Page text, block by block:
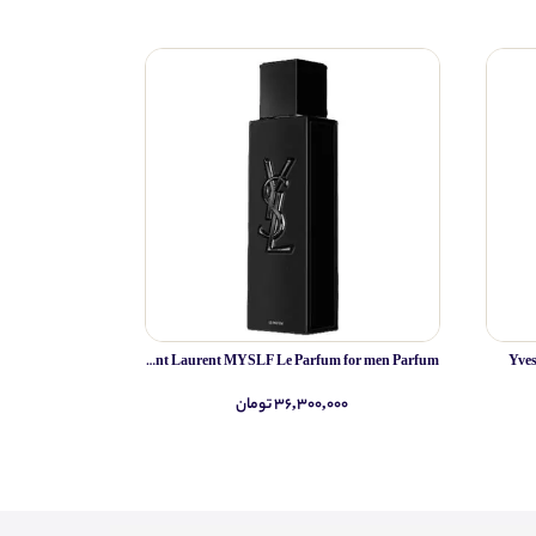
Yves Saint Laurent MYSLF Le Parfum for men Parfum
۳۶,۳۰۰,۰۰۰ تومان